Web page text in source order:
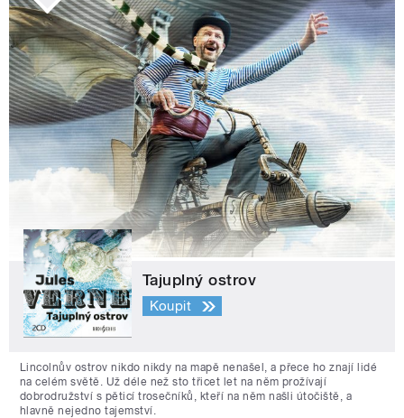
Tajuplný ostrov
Koupit
Lincolnův ostrov nikdo nikdy na mapě nenašel, a přece ho znají lidé
na celém světě. Už déle než sto třicet let na něm prožívají
dobrodružství s pěticí trosečníků, kteří na něm našli útočiště, a
hlavně nejedno tajemství.